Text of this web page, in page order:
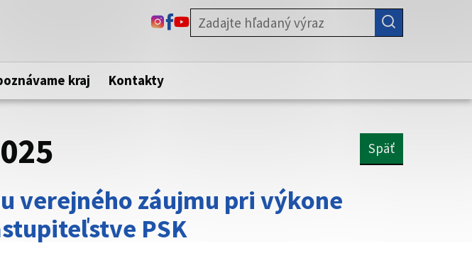
Táto stránka je zabezpečená
zabezpečenú webovú stránku. Zabezpečená stránka vždy začína
https:// pred názvom domény webového sídla.
ODKAZ SA OTVORÍ NA NOVEJ KARTE
ODKAZ SA OTVORÍ NA NOVEJ KARTE
ODKAZ SA OTVORÍ NA NOVEJ KARTE
kraj Kontakty
Späť
verejného záujmu pri výkone
PSK